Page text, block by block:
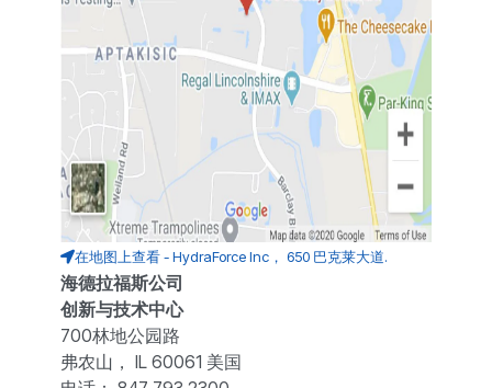
在地图上查看 - HydraForce Inc， 650 巴克莱大道.
海德拉福斯公司
创新与技术中心
700林地公园路
弗农山， IL 60061 美国